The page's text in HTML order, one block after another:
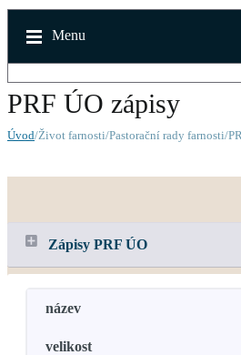
Menu
PRF ÚO zápisy
Úvod/Život farnosti/Pastorační rady farnosti/
Zápisy PRF ÚO
název
velikost